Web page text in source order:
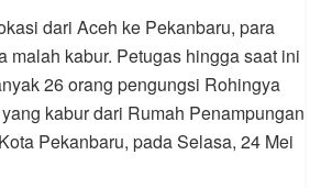
dari Aceh ke Pekanbaru, para
malah kabur. Petugas hingga saat ini
26 orang pengungsi Rohingya
kabur dari Rumah Penampungan
Pekanbaru, pada Selasa, 24 Mei